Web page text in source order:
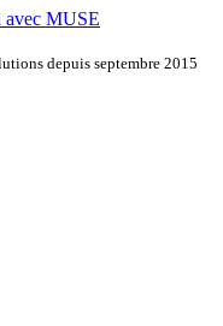
avec MUSE
depuis septembre 2015